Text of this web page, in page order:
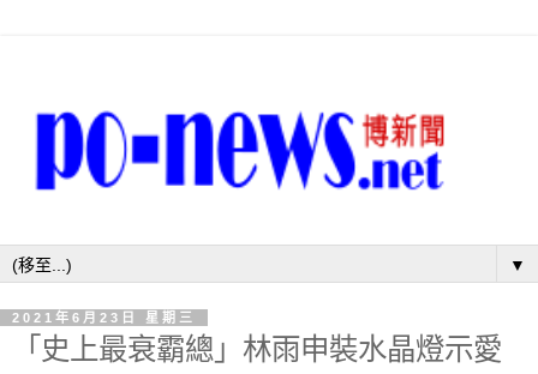
▼
2021年6月23日 星期三
「史上最衰霸總」林雨申裝水晶燈示愛